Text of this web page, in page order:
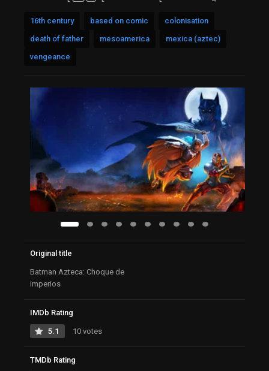
16th century based on comic
colonisation
death of father
mesoamerica
mexica (aztec)
vengeance
Original title
Batman Azteca: Choque de
imperios
IMDb Rating
5.1 10 votes
TMDb Rating